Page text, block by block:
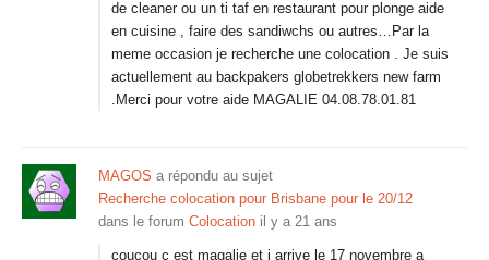
de cleaner ou un ti taf en restaurant pour plonge aide
en cuisine , faire des sandiwchs ou autres…Par la
meme occasion je recherche une colocation . Je suis
actuellement au backpakers globetrekkers new farm
.Merci pour votre aide MAGALIE 04.08.78.01.81
MAGOS a répondu au sujet
Recherche colocation pour Brisbane pour le 20/12
dans le forum Colocation il y a 21 ans
coucou c est magalie et j arrive le 17 novembre a